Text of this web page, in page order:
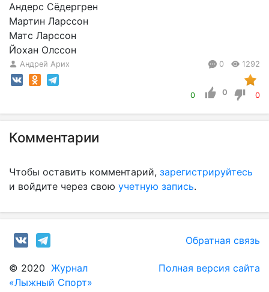
Андерс Сёдергрен
Мартин Ларссон
Матс Ларссон
Йохан Олссон
Андрей Арих 0 1292
0 0 0
Комментарии
Чтобы оставить комментарий, зарегистрируйтесь
и войдите через свою учетную запись.
Обратная связь
© 2020 Журнал
«Лыжный Спорт»
Полная версия сайта